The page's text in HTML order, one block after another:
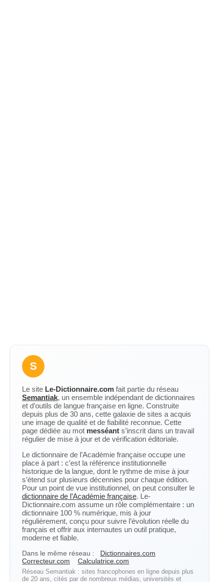
S
Le site Le-Dictionnaire.com fait partie du réseau
Semantiak, un ensemble indépendant de dictionnaires
et d’outils de langue française en ligne. Construite
depuis plus de 30 ans, cette galaxie de sites a acquis
une image de qualité et de fiabilité reconnue. Cette
page dédiée au mot messéant s’inscrit dans un travail
régulier de mise à jour et de vérification éditoriale.
Le dictionnaire de l’Académie française occupe une
place à part : c’est la référence institutionnelle
historique de la langue, dont le rythme de mise à jour
s’étend sur plusieurs décennies pour chaque édition.
Pour un point de vue institutionnel, on peut consulter le
dictionnaire de l’Académie française. Le-
Dictionnaire.com assume un rôle complémentaire : un
dictionnaire 100 % numérique, mis à jour
régulièrement, conçu pour suivre l’évolution réelle du
français et offrir aux internautes un outil pratique,
moderne et fiable.
Dans le même réseau :
Dictionnaires.com
Correcteur.com
Calculatrice.com
Réseau Semantiak : sites francophones en ligne depuis plus
de 20 ans, cités par de nombreux médias, universités et